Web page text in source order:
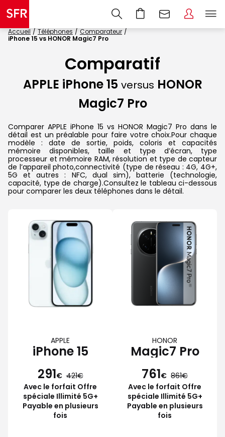
Accueil Téléphones
Comparateur
iPhone 15 vs HONOR Magic7 Pro
Comparatif
APPLE iPhone 15 versus HONOR
Magic7 Pro
Comparer APPLE iPhone 15 vs HONOR Magic7 Pro dans le
détail est un préalable pour faire votre choix.Pour chaque
modèle : date de sortie, poids, coloris et capacités
mémoire disponibles, taille et type d’écran, type
processeur et mémoire RAM, résolution et type de capteur
de l’appareil photo,connectivité (type de réseau : 4G, 4G+,
5G et autres : NFC, dual sim), batterie (technologie,
capacité, type de charge).Consultez le tableau ci-dessous
pour comparer les deux téléphones dans le détail.
APPLE
iPhone 15
291€ 421
Avec le forfait Offre
spéciale Illimité 5G+
Payable en plusieurs
fois
HONOR
Magic7 Pro
761€ 861
Avec le forfait Offre
spéciale Illimité 5G+
Payable en plusieurs
fois